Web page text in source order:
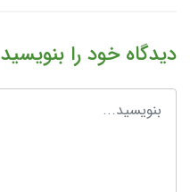
دیدگاه خود را بنویسید